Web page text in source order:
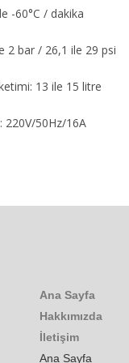
-60°C / dakika
2 bar / 26,1 ile 29 psi
13 ile 15 litre
220V/50Hz/16A
Ana Sayfa
Hakkımızda
İletişim
Ana Sayfa